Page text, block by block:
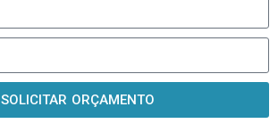
SOLICITAR ORÇAMENTO